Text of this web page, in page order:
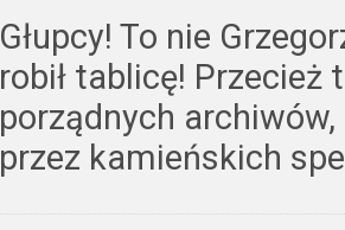
Głupcy! To nie
robił tablicę! Przecież
porządnych
przez kamieńskich